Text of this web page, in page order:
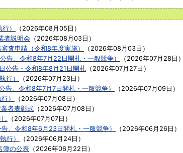
） （ 2026年08月05日 ）
者説明会 （ 2026年08月03日 ）
査申請（令和8年度実施）
（ 2026年08月03日 ）
告、令和8年7月22日開札・一般競争）
（ 2026年07月28日 ）
公告・令和8年8月21日開札 （ 2026年07月27日 ）
行）
（ 2026年07月23日 ）
告、令和8年7月7日開札・一般競争）
（ 2026年07月09日 ）
）
（ 2026年07月08日 ）
者表彰式 （ 2026年07月08日 ）
（ 2026年07月07日 ）
、令和8年6月23日開札・一般競争）
（ 2026年06月26日 ）
行）
（ 2026年06月24日 ）
簿の公表 （ 2026年06月22日 ）